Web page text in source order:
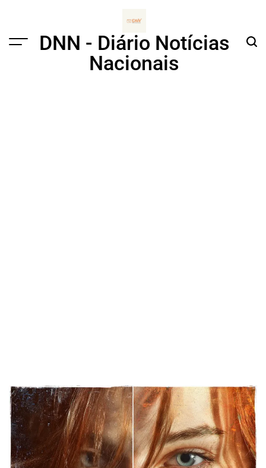
Menu
DNN - Diário Notícias
Nacionais